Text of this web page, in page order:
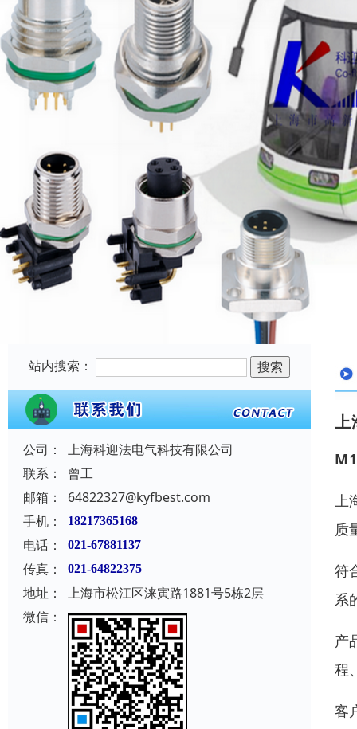
站内搜索：
公司：
上海科迎法电气科技有限公司
联系：
曾工
邮箱：
64822327@kyfbest.com
手机：
18217365168
电话： 021-67881137
传真： 021-64822375
地址：
上海市松江区涞寅路1881号5栋2层
微信：
上
上
质
符
系
产
程
客